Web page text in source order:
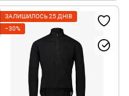
ЗАЛИШИЛОСЬ 25 ДНІВ
−30%